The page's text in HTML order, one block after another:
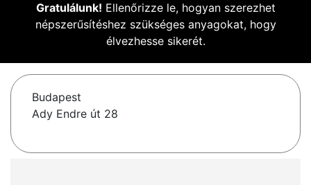
Gratulálunk! Ellenőrizze le, hogyan szerezhet
népszerűsítéshez szükséges anyagokat, hogy
élvezhesse sikerét.
Budapest
Ady Endre út 28